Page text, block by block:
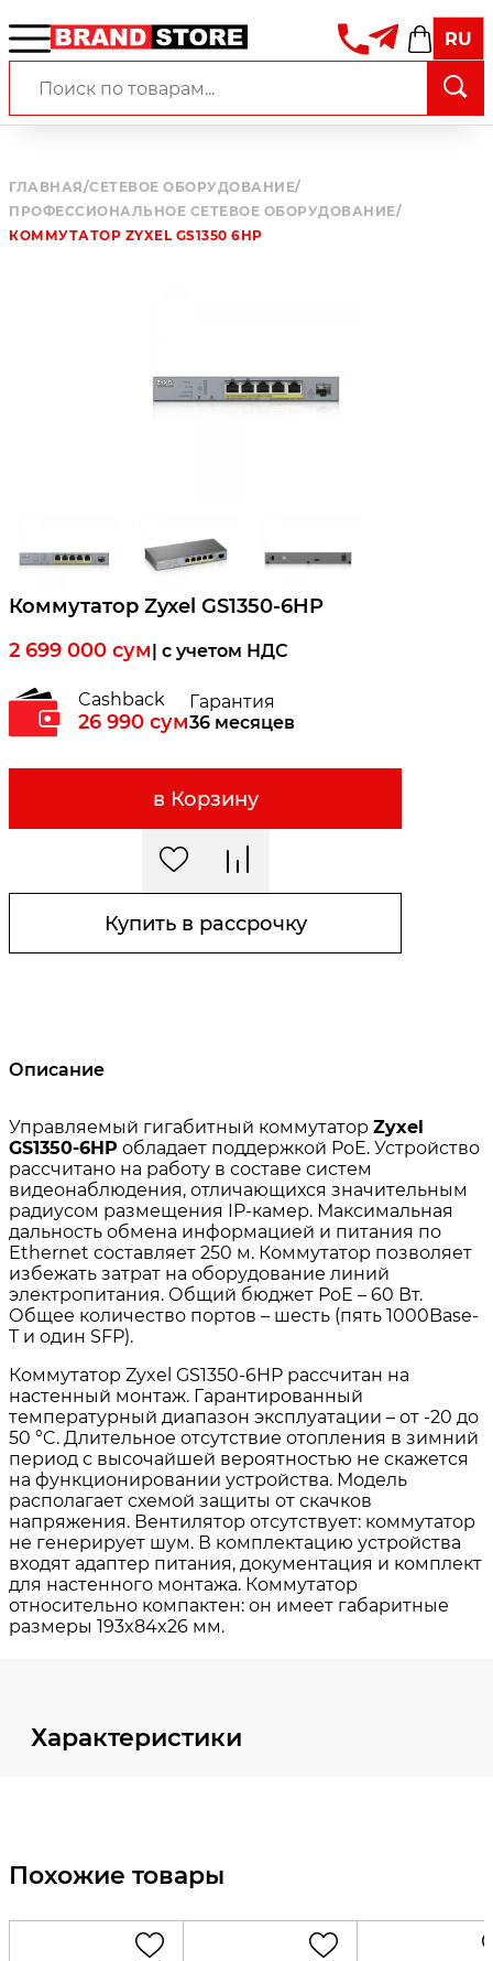
RU
ГЛАВНАЯ/СЕТЕВОЕ ОБОРУДОВАНИЕ/
ПРОФЕССИОНАЛЬНОЕ СЕТЕВОЕ ОБОРУДОВАНИЕ/
КОММУТАТОР ZYXEL GS1350 6HP
Коммутатор Zyxel GS1350-6HP
2 699 000 сум| c учетом НДС
Cashback
26 990 сум
Гарантия
36 месяцев
в Корзину
Купить в рассрочку
Описание
Характеристики
Похожие товары